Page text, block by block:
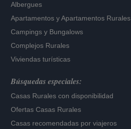
Albergues
Apartamentos yApartamentos Rurales
Campings y Bungalows
Complejos Rurales
Viviendas turísticas
Búsquedas especiales:
Casas Rurales con disponibilidad
Ofertas Casas Rurales
Casas recomendadas por viajeros